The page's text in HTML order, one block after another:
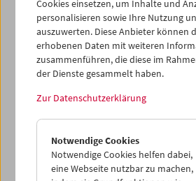
Premiere: "Das schönste Land
Želimir Žilnik
Cookies einsetzen, um Inhalte und
personalisieren sowie Ihre Nutzung
auszuwerten. Diese Anbieter können
erhobenen Daten mit weiteren
zusammenführen, die diese im
der Dienste gesammelt haben.
Zur Datenschutzerklärung
Notwendige Cookies
Notwendige Cookies helfen dabei,
eine Webseite nutzbar zu machen,